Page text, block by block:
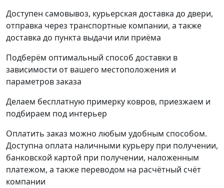
Доступен самовывоз, курьерская доставка до двери,
отправка через транспортные компании, а также
доставка до пункта выдачи или приёма
Подберём оптимальный способ доставки в
зависимости от вашего местоположения и
параметров заказа
Делаем бесплатную примерку ковров, приезжаем и
подбираем под интерьер
Оплатить заказ можно любым удобным способом.
Доступна оплата наличными курьеру при получении,
банковской картой при получении, наложенным
платежом, а также переводом на расчётный счёт
компании